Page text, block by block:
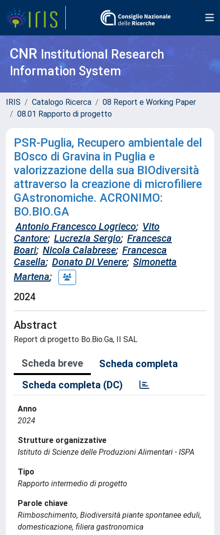
CNR Institutional Research
Information System
IRIS Catalogo Ricerca
08 Report e Working Paper
08.01 Rapporto di progetto
PSR-Puglia, Recupero ambientale del
BOsco di Gravina in Puglia e
valorizzazione della sua BIOdiversità
attraverso la creazione di microfiliere
GAstronomiche. ACRONIMO:
BO.BIO.GA
Antonio Francesco Logrieco; Vito
Cantore; Lucrezia Sergio; Francesca
Boari; Nicola Calabrese; Francesca
Casella; Donato Di Venere; Simonetta
Martena;
2024
Abstract
Report di progetto Bo.Bio.Ga, II SAL
Scheda breve
Scheda completa
Scheda completa (DC)
Anno
2024
Strutture organizzative
Istituto di Scienze delle Produzioni Alimentari - ISPA
Tipo
Rapporto intermedio di progetto
Parole chiave
Rimboschimento, Biodiversità piante spontanee eduli,
domesticazione, filiera gastronomica